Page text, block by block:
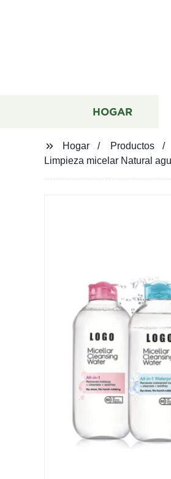
HOGAR
Hogar
Productos
Limpieza micelar Natural